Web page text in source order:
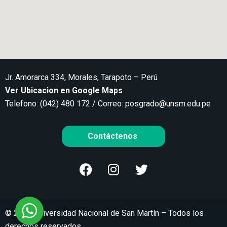
Jr. Amorarca 334, Morales, Tarapoto – Perú
Ver Ubicacion en Google Maps
Telefono: (042) 480 172 / Correo: posgrado@unsm.edu.pe
Contáctenos
© 2021 Universidad Nacional de San Martín – Todos los